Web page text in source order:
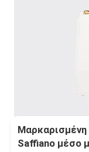
Μαρκαρισμένη
Saffiano μέσο